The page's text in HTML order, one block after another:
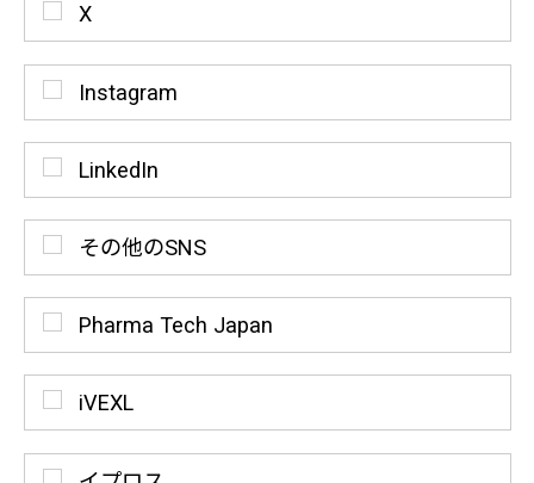
X
Instagram
LinkedIn
その他のSNS
Pharma Tech Japan
iVEXL